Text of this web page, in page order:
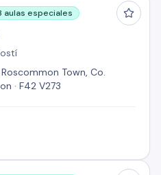
aulas especiales
Town, Co.
· F42 V273